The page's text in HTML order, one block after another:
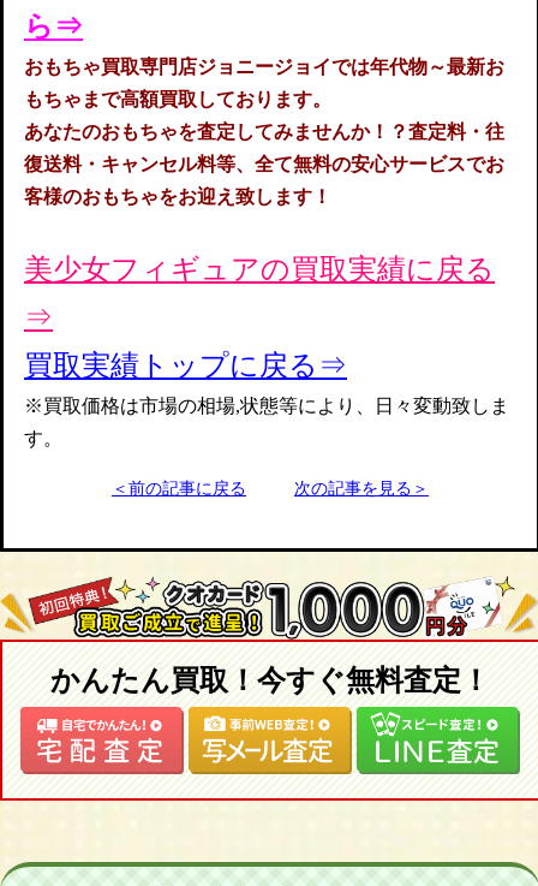
ら⇒
おもちゃ買取専門店ジョニージョイでは年代物～最新お
もちゃまで高額買取しております。
あなたのおもちゃを査定してみませんか！？査定料・往
復送料・キャンセル料等、全て無料の安心サービスでお
客様のおもちゃをお迎え致します！
美少女フィギュアの買取実績に戻る
⇒
買取実績トップに戻る⇒
※買取価格は市場の相場,状態等により、日々変動致しま
す。
＜前の記事に戻る 次の記事を見る＞
かんたん買取！今すぐ無料査定！